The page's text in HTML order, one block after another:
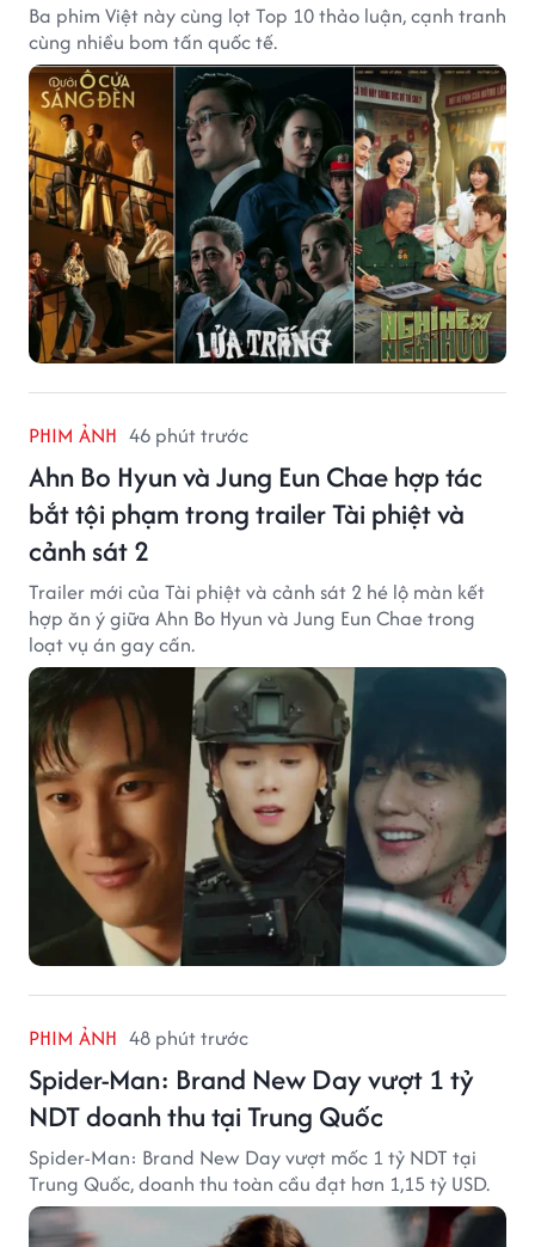
Ba phim Việt này cùng lọt Top 10 thảo luận, cạnh tranh
cùng nhiều bom tấn quốc tế.
PHIM ẢNH 46 phút trước
Ahn Bo Hyun và Jung Eun Chae hợp tác
bắt tội phạm trong trailer Tài phiệt và
cảnh sát 2
Trailer mới của Tài phiệt và cảnh sát 2 hé lộ màn kết
hợp ăn ý giữa Ahn Bo Hyun và Jung Eun Chae trong
loạt vụ án gay cấn.
PHIM ẢNH 48 phút trước
Spider-Man: Brand New Day vượt 1 tỷ
NDT doanh thu tại Trung Quốc
Spider-Man: Brand New Day vượt mốc 1 tỷ NDT tại
Trung Quốc, doanh thu toàn cầu đạt hơn 1,15 tỷ USD.